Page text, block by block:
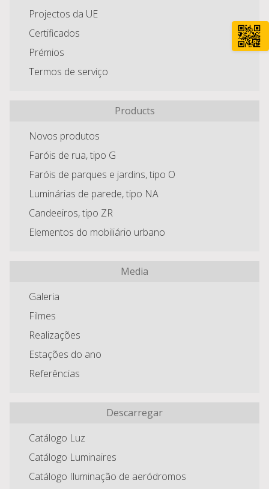
Projectos da UE
Certificados
Prémios
Termos de serviço
Products
Novos produtos
Faróis de rua, tipo G
Faróis de parques e jardins, tipo O
Luminárias de parede, tipo NA
Candeeiros, tipo ZR
Elementos do mobiliário urbano
Media
Galeria
Filmes
Realizações
Estações do ano
Referências
Descarregar
Catálogo Luz
Catálogo Luminaires
Catálogo Iluminação de aeródromos